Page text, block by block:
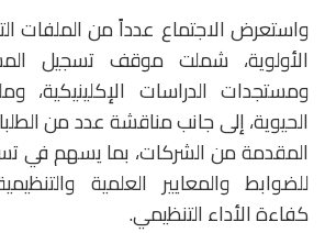
واستعرض الاجتماع عدداً من الملفات
الأولوية، شملت موقف تسجيل
ومستجدات الدراسات الإكلينيكية،
الحيوية، إلى جانب مناقشة عدد من
المقدمة من الشركات، بما يسهم في
للضوابط والمعايير العلمية
كفاءة الأداء التنظيمي.